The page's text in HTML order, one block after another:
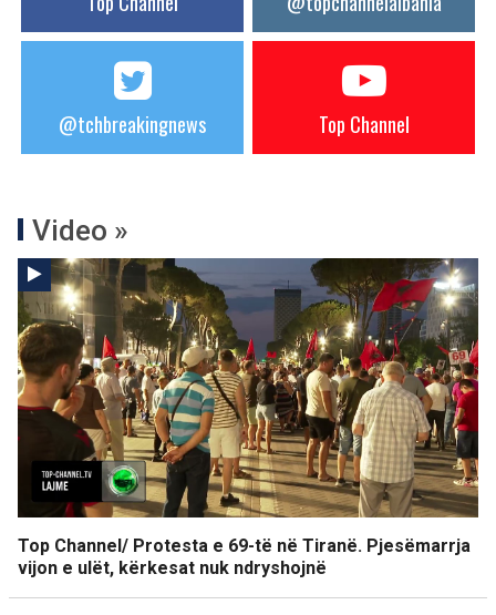
@tchbreakingnews Top Channel
Video »
Top Channel/ Protesta e 69-të në Tiranë. Pjesëmarrja
vijon e ulët, kërkesat nuk ndryshojnë